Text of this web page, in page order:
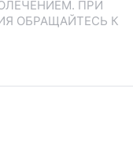
ПРИ
ОБРАЩАЙТЕСЬ К